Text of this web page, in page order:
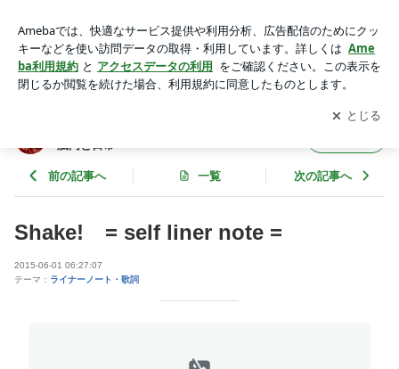
ティストの脳内と日常
アプリをダウンロードして ブログの更新通知
を受け取りまし
ょう。
開く
脳内と日常
前の記事へ 一覧 次の記事へ
Shake! = self liner note =
2015-06-01 06:27:07
テーマ： ライナーノート・歌詞